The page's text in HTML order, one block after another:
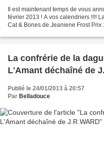
Il est maintenant temps de vous
février 2013 ! A vos calendriers !!!!
Cat & Bones de Jeaniene Frost Prix
La confrérie de la
L'Amant déchaîné de
Publié le 24/01/2013 à 20:57
Par Belladouce